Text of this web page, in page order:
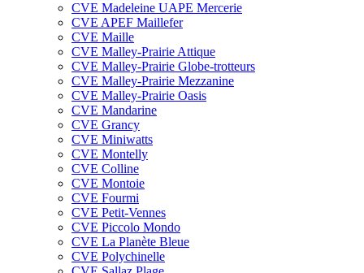
CVE Madeleine UAPE Mercerie
CVE APEF Maillefer
CVE Maille
CVE Malley-Prairie Attique
CVE Malley-Prairie Globe-trotteurs
CVE Malley-Prairie Mezzanine
CVE Malley-Prairie Oasis
CVE Mandarine
CVE Grancy
CVE Miniwatts
CVE Montelly
CVE Colline
CVE Montoie
CVE Fourmi
CVE Petit-Vennes
CVE Piccolo Mondo
CVE La Planète Bleue
CVE Polychinelle